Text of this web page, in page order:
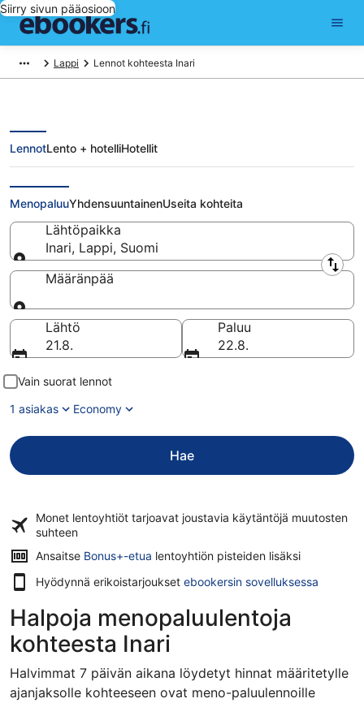
Siirry sivun pääosioon
Lappi Lennot kohteesta Inari
Lennot kohteesta Inari
LennotLento + hotelliHotellit
MenopaluuYhdensuuntainenUseita kohteita
Lähtöpaikka
Inari, Lappi, Suomi
Lähtöpaikka
Määränpää
Määränpää
Lähtö
21.8.
Paluu
22.8.
Vain suorat lennot
1 asiakas
Economy
Hae
Monet lentoyhtiöt tarjoavat joustavia käytäntöjä muutosten
suhteen
Ansaitse Bonus+-etua lentoyhtiön pisteiden lisäksi
Hyödynnä erikoistarjoukset ebookersin sovelluksessa
Halpoja menopaluulentoja
kohteesta Inari
Halvimmat 7 päivän aikana löydetyt hinnat määritetylle
ajanjaksolle kohteeseen ovat meno-paluulennoille